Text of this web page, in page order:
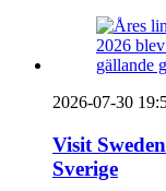
2026-07-30
Visit
Sverige